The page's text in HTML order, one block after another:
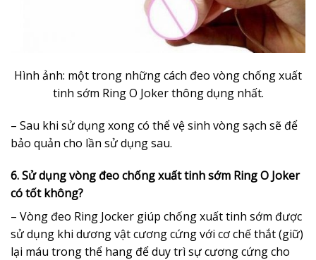
Hình ảnh: một trong những cách đeo vòng chống xuất
tinh sớm Ring O Joker thông dụng nhất.
– Sau khi sử dụng xong có thể vệ sinh vòng sạch sẽ để
bảo quản cho lần sử dụng sau.
6. Sử dụng vòng đeo chống xuất tinh sớm Ring O Joker
có tốt không?
– Vòng đeo Ring Jocker giúp chống xuất tinh sớm được
sử dụng khi dương vật cương cứng với cơ chế thắt (giữ)
lại máu trong thể hang để duy trì sự cương cứng cho